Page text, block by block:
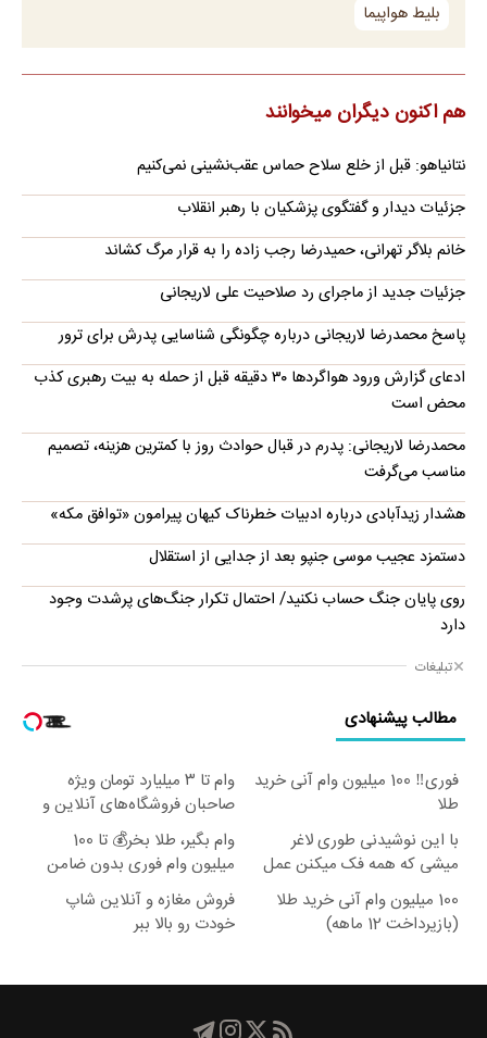
بلیط هواپیما
هم اکنون دیگران میخوانند
نتانیاهو: قبل از خلع سلاح حماس عقب‌نشینی نمی‌کنیم
جزئیات دیدار و گفتگوی پزشکیان با رهبر انقلاب
خانم بلاگر تهرانی، حمیدرضا رجب زاده را به قرار مرگ کشاند
جزئیات جدید از ماجرای رد صلاحیت علی لاریجانی
پاسخ محمدرضا لاریجانی درباره چگونگی شناسایی پدرش برای ترور
ادعای گزارش ورود هواگردها ٣٠ دقیقه قبل از حمله به بیت رهبری کذب
محض است
محمدرضا لاریجانی: پدرم در قبال حوادث روز با کمترین هزینه، تصمیم
مناسب می‌گرفت
هشدار زیدآبادی درباره ادبیات خطرناک کیهان پیرامون «توافق مکه»
دستمزد عجیب موسی جنپو بعد از جدایی از استقلال
روی پایان جنگ حساب نکنید/ احتمال تکرار جنگ‌های پرشدت وجود
دارد
تبلیغات
مطالب پیشنهادی
فوری‼️ 100 میلیون وام آنی خرید
طلا
وام تا ۳ میلیارد تومان ویژه
صاحبان فروشگاه‌های آنلاین و
حضوری
با این نوشیدنی طوری لاغر
میشی که همه فک میکنن عمل
کردی
وام بگیر، طلا بخر💰 تا 100
میلیون وام فوری بدون ضامن
100 میلیون وام آنی خرید طلا
(بازپرداخت 12 ماهه)
فروش مغازه و آنلاین شاپ
خودت رو بالا ببر